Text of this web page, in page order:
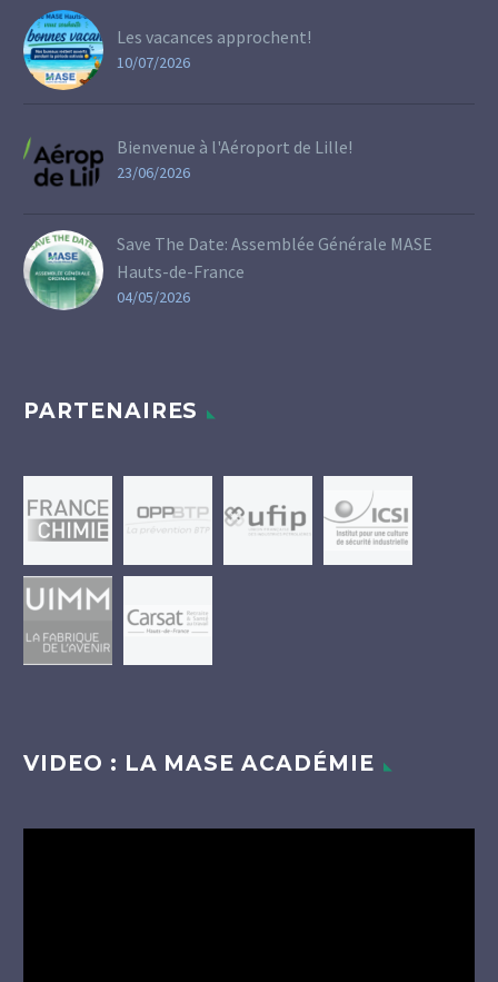
Les vacances approchent!
10/07/2026
Bienvenue à l'Aéroport de Lille!
23/06/2026
Save The Date: Assemblée Générale MASE
Hauts-de-France
04/05/2026
PARTENAIRES
VIDEO : LA MASE ACADÉMIE